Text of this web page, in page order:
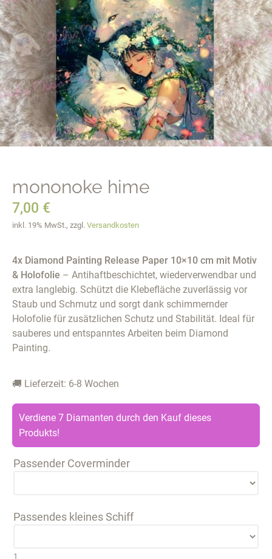
mononoke hime
7,00 €
inkl. 19% MwSt., zzgl. Versandkosten
4x Diamond Painting Release Paper 10×10 cm mit Motiv
& Holofolie – Antihaftbeschichtet, wiederverwendbar und
extra langlebig. Schützt die Klebefläche zuverlässig vor
Staub und Schmutz und sorgt dank schimmernder
Holofolie für zusätzlichen Schutz und Stabilität. Ideal für
sauberes und entspanntes Arbeiten beim Diamond
Painting.
🚚 Lieferzeit: 6-8 Wochen
Verdiene 7 Diamanten durch den Kauf dieses
Produkts!
Passender Coverminder
Passendes kleines Schiff
1